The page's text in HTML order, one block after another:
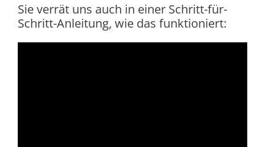
Sie verrät uns auch in einer Schritt-für-
Schritt-Anleitung, wie das funktioniert: